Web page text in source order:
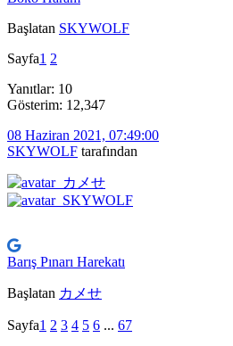
Başlatan SKYWOLF
Sayfa1 2
Yanıtlar: 10
Gösterim: 12,347
08 Haziran 2021, 07:49:00
SKYWOLF tarafından
Barış Pınarı Harekatı
Başlatan カメせ
Sayfa1 2 3 4 5 6 ... 67